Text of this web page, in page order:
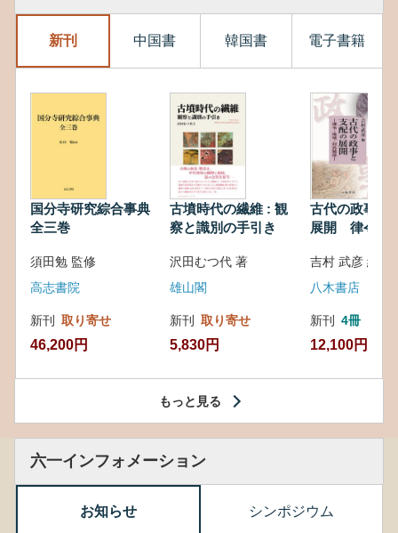
新刊 中国書 韓国書 電子書籍
国分寺研究綜合事典
全三巻
須田勉 監修
高志書院
新刊 取り寄せ
46,200円
古墳時代の繊維 : 観
察と識別の手引き
沢田むつ代 著
雄山閣
新刊 取り寄せ
5,830円
古代の政事と
展開 律令・
吉村 武彦 編集
八木書店
新刊 4冊
12,100円
もっと見る
六一インフォメーション
お知らせ シンポジウム